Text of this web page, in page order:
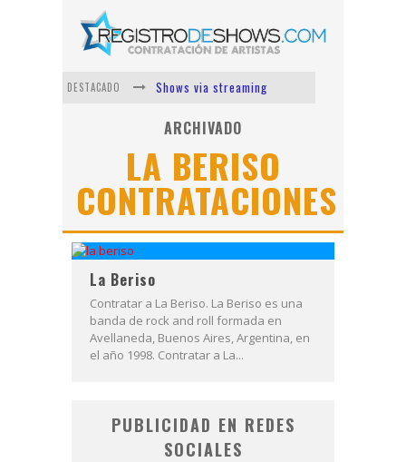
DESTACADO
Shows via streaming
Lit Killah
Nicki Nicole
Duki
Vi Em
ARCHIVADO
LA BERISO
CONTRATACIONES
La Beriso
Contratar a La Beriso. La Beriso es una
banda de rock and roll formada en
Avellaneda, Buenos Aires, Argentina, en
el año 1998. Contratar a La...
PUBLICIDAD EN REDES
SOCIALES